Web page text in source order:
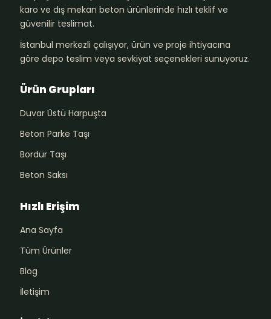
karo ve dış mekan beton ürünlerinde hızlı teklif ve
güvenilir teslimat.
İstanbul merkezli çalışıyor, ürün ve proje ihtiyacına
göre depo teslim veya sevkiyat seçenekleri sunuyoruz.
Ürün Grupları
Duvar Üstü Harpuşta
Beton Parke Taşı
Bordür Taşı
Beton Saksı
Hızlı Erişim
Ana Sayfa
Tüm Ürünler
Blog
İletişim